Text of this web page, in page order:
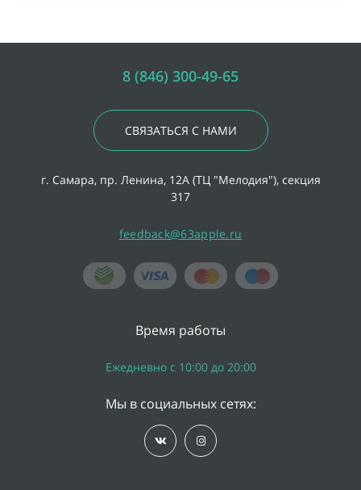
8 (846) 300-49-65
СВЯЗАТЬСЯ С НАМИ
г. Самара, пр. Ленина, 12А (ТЦ "Мелодия"), секция
317
feedback@63apple.ru
Время работы
Ежедневно с 10:00 до 20:00
Мы в социальных сетях: